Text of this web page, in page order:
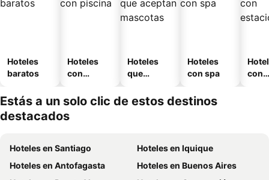
Hoteles
baratos
Hoteles
con
Hoteles
que
mascotas
Hoteles
con spa
con
Estás a un solo clic de estos destinos
destacados
Hoteles en Santiago
Hoteles en Iquique
Hoteles en Antofagasta
Hoteles en Buenos Aires